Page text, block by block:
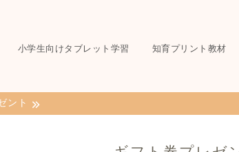
小学生向けタブレット学習 知育プリント教材
ント